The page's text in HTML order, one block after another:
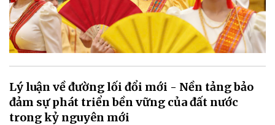
Lý luận về đường lối đổi mới - Nền tảng bảo
đảm sự phát triển bền vững của đất nước
trong kỷ nguyên mới